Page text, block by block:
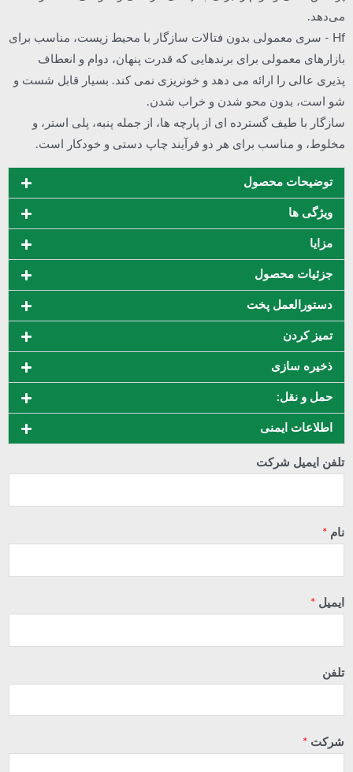
می‌دهد.
Hf - سری معمولی بدون فتالات سازگار با محیط زیست، مناسب برای
بازارهای معمولی برای برندهایی که قدرت پنهان، دوام و انعطاف
پذیری عالی را ارائه می دهد و خونریزی نمی کند. بسیار قابل شست و
شو است، بدون محو شدن و خراب شدن.
سازگار با طیف گسترده ای از پارچه ها، از جمله پنبه، پلی استر، و
مخلوط، و مناسب برای هر دو فرآیند چاپ دستی و خودکار است.
توضیحات محصول
ویژگی ها
مزایا
جزئیات محصول
دستورالعمل پخت
تمیز کردن
ذخیره سازی
حمل و نقل:
اطلاعات ایمنی
تلفن ایمیل شرکت
نام *
ایمیل *
تلفن
شرکت *